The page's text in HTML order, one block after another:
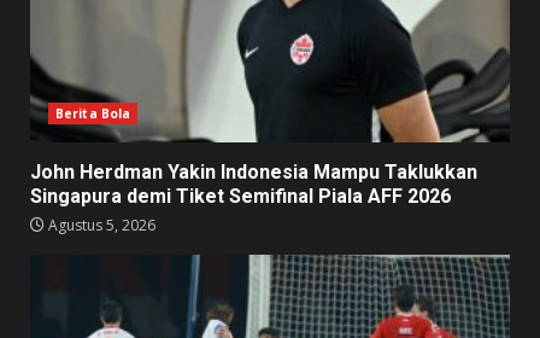
Berita Bola
John Herdman Yakin Indonesia Mampu Taklukkan
Singapura demi Tiket Semifinal Piala AFF 2026
Agustus 5, 2026